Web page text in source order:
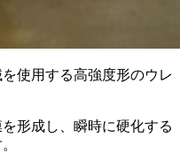
使用する高強度形のウレ
形成し、瞬時に硬化する